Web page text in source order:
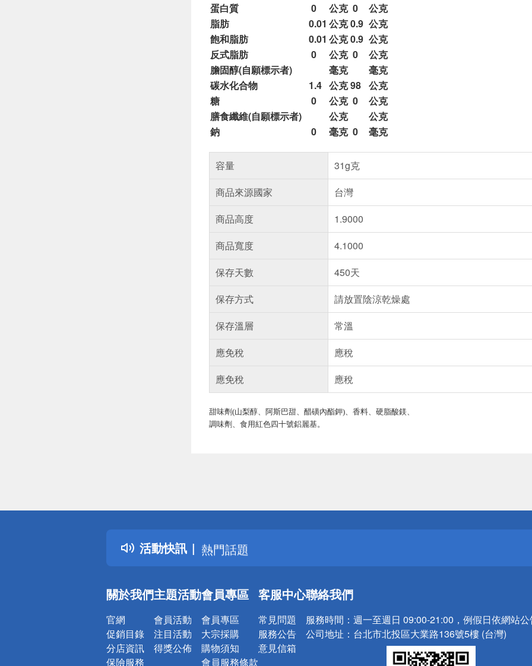
蛋白質
0 公克 0
公克
脂肪
0.01 公克0.9 公克
飽和脂肪
0.01 公克0.9 公克
反式脂肪
0 公克 0
公克
膽固醇(自願標示者)
毫克
毫克
碳水化合物
1.4 公克98 公克
糖
0 公克 0
公克
膳食纖維(自願標示者)
公克
公克
鈉
0 毫克 0 毫克
容量
31g克
商品來源國家
台灣
商品高度
1.9000
商品寬度
4.1000
保存天數
450天
保存方式
請放置陰涼乾燥處
保存溫層
常溫
應免稅
應稅
應免稅
應稅
甜味劑(山梨醇、阿斯巴甜、醋磺內酯鉀)、香料、硬脂酸鎂、
調味劑、食用紅色四十號鋁麗基。
活動快訊
詐騙網頁！請小心！
得獎公告
熱門話題
銀行優惠
詐騙網頁！請小心！
關於我們
官網
促銷目錄
分店資訊
保險服務
主題活動
會員活動
注目活動
得獎公佈
會員專區
會員專區
大宗採購
購物須知
會員服務條款
客服中心
常見問題
服務公告
意見信箱
聯絡我們
服務時間： 週一至週日 09:00-21:00，例假日依網站
公司地址： 台北市北投區大業路136號5樓 (台灣)